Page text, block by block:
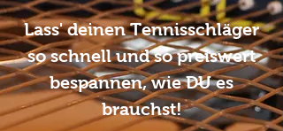
Lass' deinen Tennisschläger
so schnell und so preiswert
bespannen, wie DU es
brauchst!